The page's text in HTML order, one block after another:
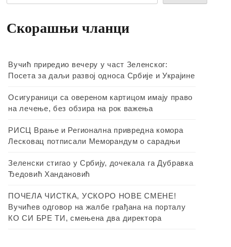
Скорашњи чланци
Вучић приредио вечеру у част Зеленског:
Посета за даљи развој односа Србије и Украјине
Осигураници са овереном картицом имају право
на лечење, без обзира на рок важења
РИСЦ Врање и Регионална привредна комора
Лесковац потписали Меморандум о сарадњи
Зеленски стигао у Србију, дочекала га Дубравка
Ђедовић Хандановић
ПОЧЕЛА ЧИСТКА, УСКОРО НОВЕ СМЕНЕ!
Вучићев одговор на жалбе грађана на порталу
КО СИ БРЕ ТИ, смењена два директора